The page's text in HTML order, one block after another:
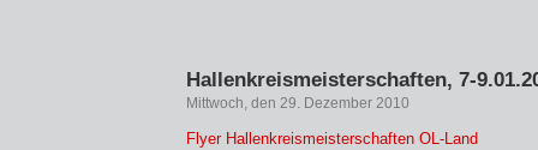
Hallenkreismeisterschaften, 7-
Mittwoch, den 29. Dezember 2010
Flyer Hallenkreismeisterschaften OL-Land